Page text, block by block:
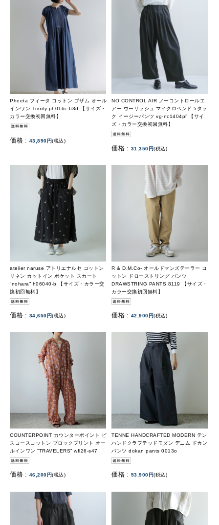
Pheeta フィータ コットン ブザム オール
インワン Trinity ph016c-63d 【サイズ・
カラー交換初回無料】
価格 : 43,890円(税込)
NO CONTROL AIR ノーコントロールエ
アー ウーリッシュ マイクロベンド 5タッ
ク イージーパンツ vg-nc1404pf 【サイ
ズ・カラー交換初回無料】
価格 : 31,350円(税込)
atelier naruse アトリエナルセ コットン
リネン カットイン ポケット スカート
“nohara” h06040-b 【サイズ・カラー交
換初回無料】
価格 : 34,650円(税込)
R & D.M.Co- オールドマンズテーラー コ
ットン ドローストリング パンツ
DRAWSTRING PANTS 8119 【サイズ・
カラー交換初回無料】
価格 : 42,900円(税込)
COUNTERPOINT カウンターポイント ビ
スコースコットン ブロックプリント オー
ルインワン “TRAVELERS” wfl26-s47
価格 : 46,200円(税込)
TENNE HANDCRAFTED MODERN テン
ハンドクラフテッドモダン デニム ドカン
パンツ dokan pants 0013o
価格 : 53,900円(税込)